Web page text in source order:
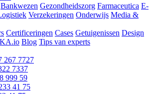
Bankwezen Gezondheidszorg Farmaceutica E-
Verzekeringen Onderwijs Media &
Certificeringen Cases Getuigenissen Design
Blog Tips van experts
267 7727
7337
999 59
41 75